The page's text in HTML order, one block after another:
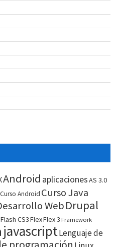
Android aplicacionesAS 3.0
Curso Android Curso Java
WebDrupal
Flash CS3FlexFlex 3 Framework
javascriptLenguaje de